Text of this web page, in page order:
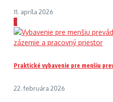
11. apríla 2026
3
Praktické vybavenie pre menšiu
22. februára 2026